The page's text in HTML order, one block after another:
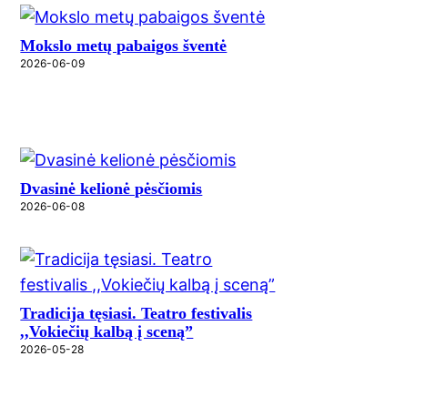
Mokslo metų pabaigos šventė
2026-06-09
Dvasinė kelionė pėsčiomis
2026-06-08
Tradicija tęsiasi. Teatro festivalis
,,Vokiečių kalbą į sceną”
2026-05-28